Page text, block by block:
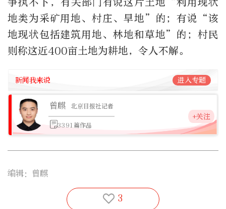
地类为采矿用地、村庄、旱地”的；有说“该
地现状包括建筑用地、林地和草地”的；村民
则称这近400亩土地为耕地，令人不解。
新闻我来说 进入专题
曾麒 北京日报社记者
3391篇作品
+关注
编辑：曾麒
3